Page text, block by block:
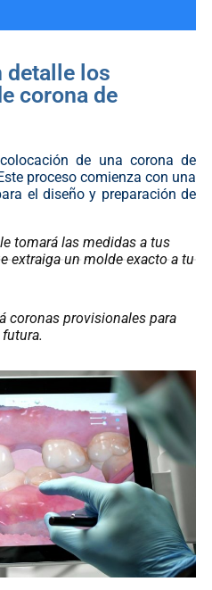
detalle los
corona de
de una corona de
proceso comienza con una
el diseño y preparación de
tomará las medidas a tus
extraiga un molde exacto a tu
coronas provisionales para